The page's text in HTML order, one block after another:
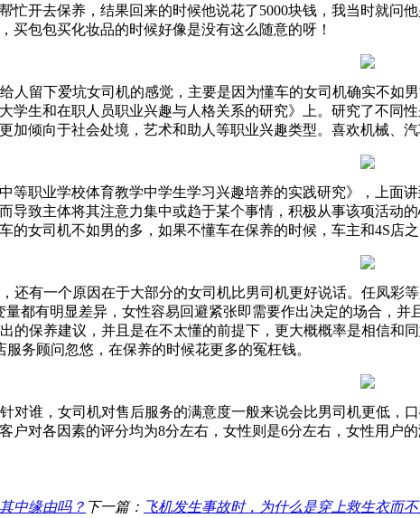
开去保养，结果回来的时候他说花了5000块钱，我当时就问
买包包买化妆品的时候好像是没有这么随意的呀！
留下爱坑女司机的感觉，主要是因为懂车的女司机确实不如
学生和在职人员职业兴趣与人格关系的研究》上。研究了不同
加倾向于社会处境，艺术和助人等职业兴趣类型。喜欢机械、
职业学校体育教学中学生学习兴趣培养的实践研究》，上面
导致主体将其注意力集中或趋于某个事情，积极从事该项活动
的女司机不如男的多，如果不懂车在保养的时候，车主和4S店
有一个原因在于大部分的女司机比男司机更好说话。任凤彩
都有明显差异，女性容易回避紧张即需要作出决定的场合，
的保养建议，并且是在不太懂的前提下，更大概概率是相信
务顾问忽悠，在保养的时候花更多的冤枉钱。
谁，女司机对售后服务的满意度一般来说会比男司机更低，
户对各因素的评分均为8分左右，女性则是6分左右，女性用
中缘由吗？ 下一篇： 飞机发生事故时，为什么是穿上救生衣而